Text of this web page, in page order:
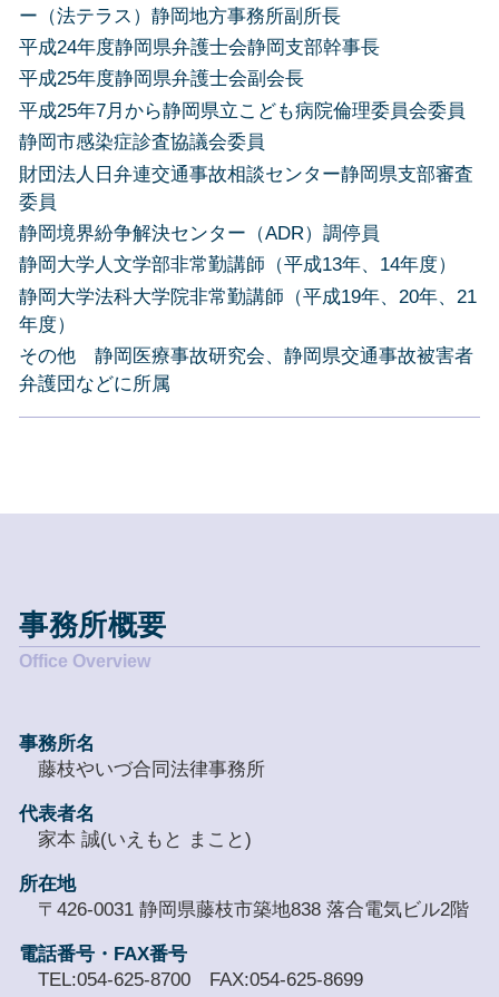
ー（法テラス）静岡地方事務所副所長
平成24年度静岡県弁護士会静岡支部幹事長
平成25年度静岡県弁護士会副会長
平成25年7月から静岡県立こども病院倫理委員会委員
静岡市感染症診査協議会委員
財団法人日弁連交通事故相談センター静岡県支部審査
委員
静岡境界紛争解決センター（ADR）調停員
静岡大学人文学部非常勤講師（平成13年、14年度）
静岡大学法科大学院非常勤講師（平成19年、20年、21
年度）
その他 静岡医療事故研究会、静岡県交通事故被害者
弁護団などに所属
事務所概要
事務所名
藤枝やいづ合同法律事務所
代表者名
家本 誠(いえもと まこと)
所在地
〒426-0031 静岡県藤枝市築地838 落合電気ビル2階
電話番号・FAX番号
TEL:054-625-8700 FAX:054-625-8699